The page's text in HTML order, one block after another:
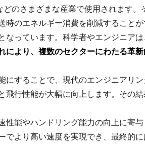
のさまざまな産業で使用されます
のエネルギー消費を削減することが
なっています。科学者やエンジニア
により、複数のセクターにわたる革
することで、現代のエンジニアリ
行性能が大幅に向上します。その
能やハンドリング能力の向上に寄
より高い速度を実現でき、最終的